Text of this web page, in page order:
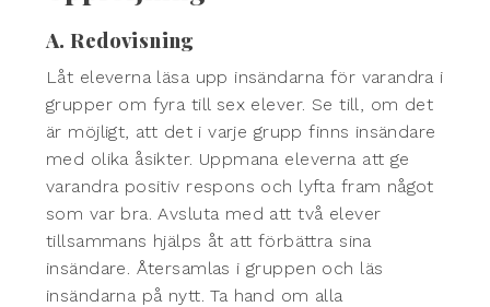
A. Redovisning
Låt eleverna läsa upp insändarna för varandra i
grupper om fyra till sex elever. Se till, om det
är möjligt, att det i varje grupp finns insändare
med olika åsikter. Uppmana eleverna att ge
varandra positiv respons och lyfta fram något
som var bra. Avsluta med att två elever
tillsammans hjälps åt att förbättra sina
insändare. Återsamlas i gruppen och läs
insändarna på nytt. Ta hand om alla